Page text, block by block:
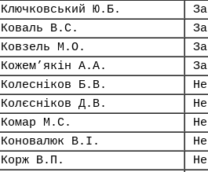
Ключковський Ю.Б.
За
Коваль В.С.
За
Ковзель М.О.
За
Кожем’якін А.А.
За
Колесніков Б.В.
Колєсніков Д.В.
Комар М.С.
Коновалюк В.І.
Корж В.П.